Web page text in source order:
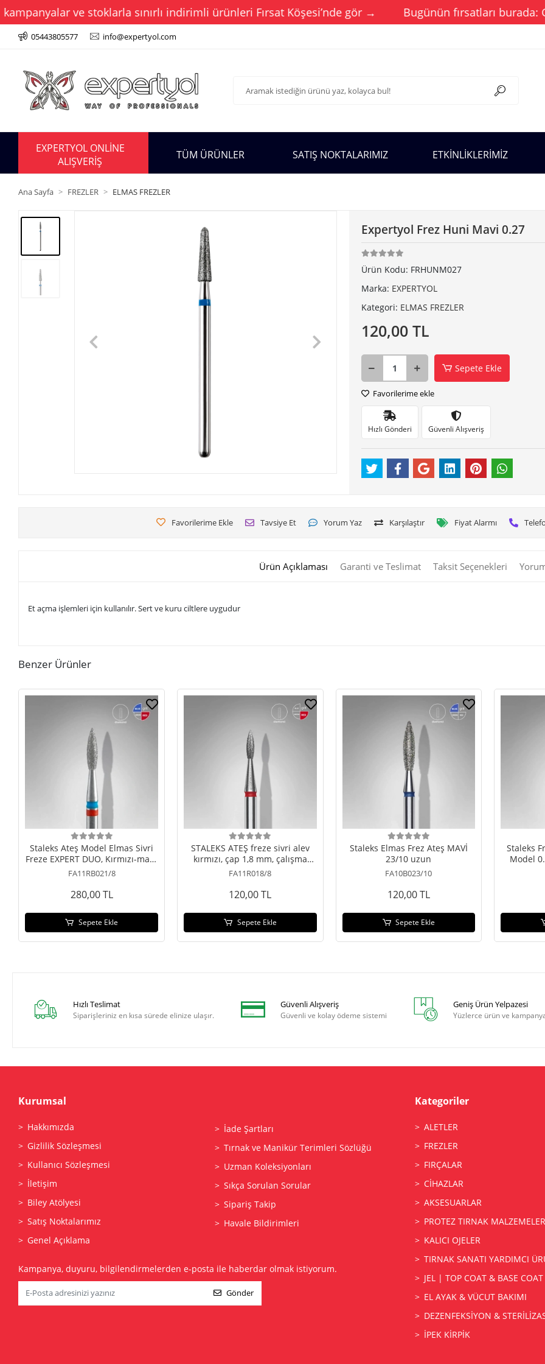
ve stoklarla sınırlı indirimli ürünleri Fırsat Köşesi’nde gör → Bugünün fırsatları burada:
05443805577 info@expertyol.com
EXPERTYOL ONLİNE
ALIŞVERİŞ
TÜM ÜRÜNLER SATIŞ NOKTALARIMIZ ETKİNLİKLERİMİZ
Ana Sayfa FREZLER ELMAS FREZLER
Expertyol Frez Huni Mavi 0.27
Ürün Kodu: FRHUNM027
Marka: EXPERTYOL
Kategori: ELMAS FREZLER
120,00 TL
Sepete Ekle
Favorilerime ekle
Hızlı Gönderi Güvenli Alışveriş
Favorilerime Ekle Tavsiye Et Yorum Yaz Karşılaştır Fiyat Alarmı
Ürün Açıklaması Garanti ve Teslimat Taksit Seçenekleri
Et açma işlemleri için kullanılır. Sert ve kuru ciltlere uygudur
Benzer Ürünler
Staleks Ateş Model Elmas Sivri
Freze EXPERT DUO, Kırmızı-mavi,
0.21/8
FA11RB021/8
280,00 TL
Sepete Ekle
STALEKS ATEŞ freze sivri alev
kırmızı, çap 1,8 mm, çalışma
kısmı 8 mm
FA11R018/8
120,00 TL
Sepete Ekle
Staleks Elmas Frez Ateş MAVİ
23/10 uzun
FA10B023/10
120,00 TL
Sepete Ekle
Staleks
Model
Hızlı Teslimat
Siparişleriniz en kısa sürede elinize ulaşır.
Güvenli Alışveriş
Güvenli ve kolay ödeme sistemi
Geniş Ürün Yelpazesi
Yüzlerce ürün ve
Kurumsal
Hakkımızda
Gizlilik Sözleşmesi
Kullanıcı Sözleşmesi
İletişim
Biley Atölyesi
Satış Noktalarımız
Genel Açıklama
İade Şartları
Tırnak ve Manikür Terimleri Sözlüğü
Uzman Koleksiyonları
Sıkça Sorulan Sorular
Sipariş Takip
Havale Bildirimleri
Kampanya, duyuru, bilgilendirmelerden e-posta ile haberdar olmak istiyorum.
Gönder
Kategoriler
ALETLER
FREZLER
FIRÇALAR
CİHAZLAR
AKSESUARLAR
PROTEZ TIRNAK
KALICI OJELER
TIRNAK SANATI YARDIMCI
JEL | TOP COAT & BASE COAT
EL AYAK & VÜCUT BAKIMI
DEZENFEKSİYON &
İPEK KİRPİK